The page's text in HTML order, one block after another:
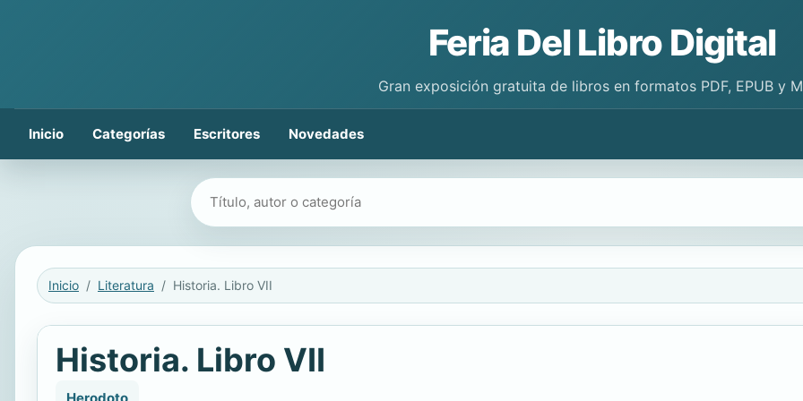
Feria Del Libro Digital
Gran exposición gratuita de libros en formatos PDF, EPUB y
Inicio Categorías Escritores Novedades
Buscar libros
Inicio Literatura Historia. Libro VII
Historia. Libro VII